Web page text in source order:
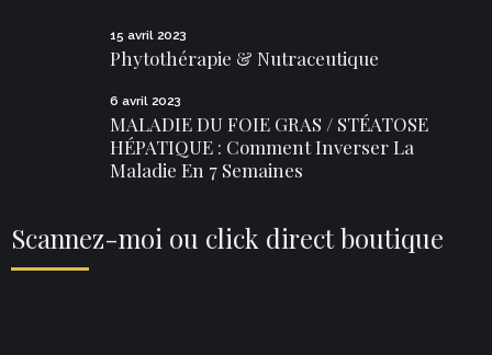
15 avril 2023
Phytothérapie & Nutraceutique
6 avril 2023
MALADIE DU FOIE GRAS / STÉATOSE
HÉPATIQUE : Comment Inverser La
Maladie En 7 Semaines
Scannez-moi ou click direct boutique